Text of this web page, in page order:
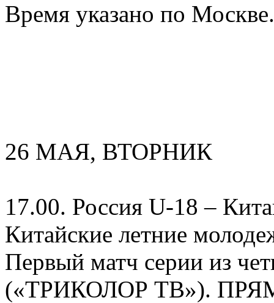
Время указано по Москве.
26 МАЯ, ВТОРНИК
17.00. Россия U-18 –
Китайские летние
Первый матч серии из
(«ТРИКОЛОР ТВ»).